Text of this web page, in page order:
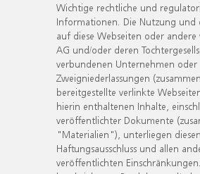
Wichtige rechtliche und
Informationen. Die Nutzung und
auf diese Webseiten oder andere
AG und/oder deren
verbundenen Unternehmen oder
Zweigniederlassungen
bereitgestellte verlinkte
hierin enthaltenen Inhalte,
veröffentlichter Dokumente
"Materialien"), unterliegen
Haftungsausschluss und allen
veröffentlichten